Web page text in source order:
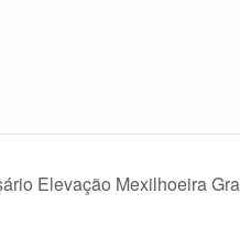
Elevação Mexilhoeira